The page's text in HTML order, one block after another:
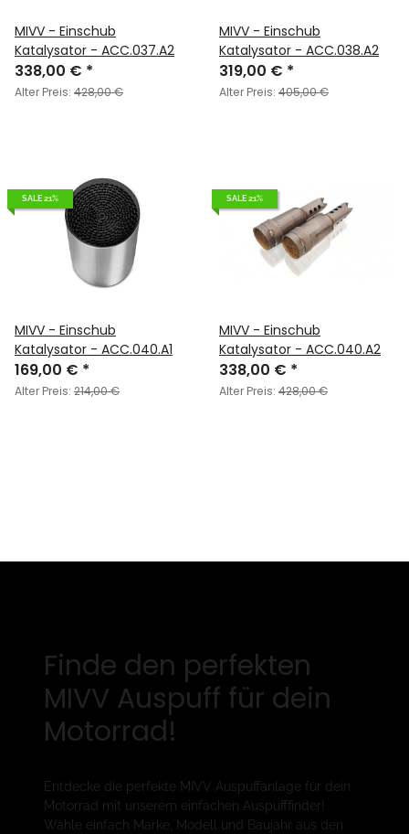
MIVV - Einschub
Katalysator - ACC.037.A2
338,00 € *
Alter Preis: 428,00 €
MIVV - Einschub
Katalysator - ACC.038.A2
319,00 € *
Alter Preis: 405,00 €
SALE 21%
MIVV - Einschub
Katalysator - ACC.040.A1
169,00 € *
Alter Preis: 214,00 €
SALE 21%
MIVV - Einschub
Katalysator - ACC.040.A2
338,00 € *
Alter Preis: 428,00 €
Finde den perfekten
MIVV Auspuff für dein
Motorrad!
Entdecke die perfekte MIVV Auspuffanlage für dein
Motorrad mit unserem einfachen Auspufffinder!
Wähle einfach Marke, Modell und Baujahr aus den